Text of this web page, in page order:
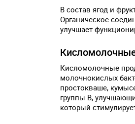
В состав ягод и
Органическое
улучшает
Кисломолочные
молочнокислых
простокваше,
группы B,
который